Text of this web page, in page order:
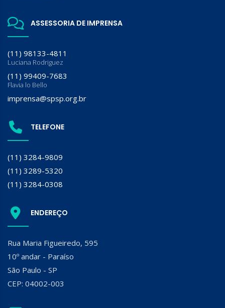
ASSESSORIA DE IMPRENSA
(11) 98133-4811
Luciana Rodriguez
(11) 99409-7683
Flavia lo Bello
imprensa@spsp.org.br
TELEFONE
(11) 3284-9809
(11) 3289-5320
(11) 3284-0308
ENDEREÇO
Rua Maria Figueiredo, 595
10º andar - Paraíso
São Paulo - SP
CEP: 04002-003